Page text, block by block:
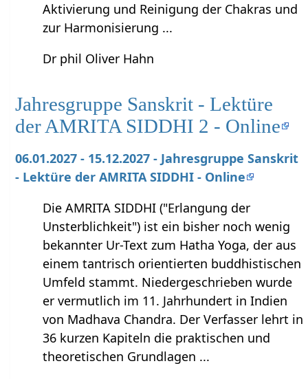
Aktivierung und Reinigung der Chakras und
zur Harmonisierung ...
Dr phil Oliver Hahn
Jahresgruppe Sanskrit - Lektüre
der AMRITA SIDDHI 2 - Online
06.01.2027 - 15.12.2027 - Jahresgruppe Sanskrit
- Lektüre der AMRITA SIDDHI - Online
Die AMRITA SIDDHI ("Erlangung der
Unsterblichkeit") ist ein bisher noch wenig
bekannter Ur-Text zum Hatha Yoga, der aus
einem tantrisch orientierten buddhistischen
Umfeld stammt. Niedergeschrieben wurde
er vermutlich im 11. Jahrhundert in Indien
von Madhava Chandra. Der Verfasser lehrt in
36 kurzen Kapiteln die praktischen und
theoretischen Grundlagen ...